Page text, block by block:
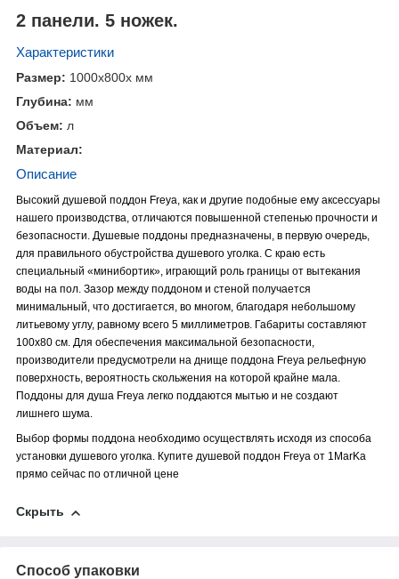
2 панели. 5 ножек.
Характеристики
Размер: 1000x800x мм
Глубина: мм
Объем: л
Материал:
Описание
Высокий душевой поддон Freya, как и другие подобные ему аксессуары
нашего производства, отличаются повышенной степенью прочности и
безопасности. Душевые поддоны предназначены, в первую очередь,
для правильного обустройства душевого уголка. С краю есть
специальный «минибортик», играющий роль границы от вытекания
воды на пол. Зазор между поддоном и стеной получается
минимальный, что достигается, во многом, благодаря небольшому
литьевому углу, равному всего 5 миллиметров. Габариты составляют
100x80 см. Для обеспечения максимальной безопасности,
производители предусмотрели на днище поддона Freya рельефную
поверхность, вероятность скольжения на которой крайне мала.
Поддоны для душа Freya легко поддаются мытью и не создают
лишнего шума.
Выбор формы поддона необходимо осуществлять исходя из способа
установки душевого уголка. Купите душевой поддон Freya от 1MarKa
прямо сейчас по отличной цене
Скрыть
Способ упаковки